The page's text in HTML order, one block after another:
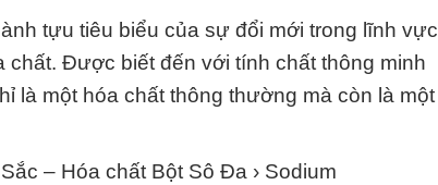
tựu tiêu biểu của sự đổi mới trong lĩnh vực
Được biết đến với tính chất thông minh
là một hóa chất thông thường mà còn là một
– Hóa chất Bột Sô Đa › Sodium